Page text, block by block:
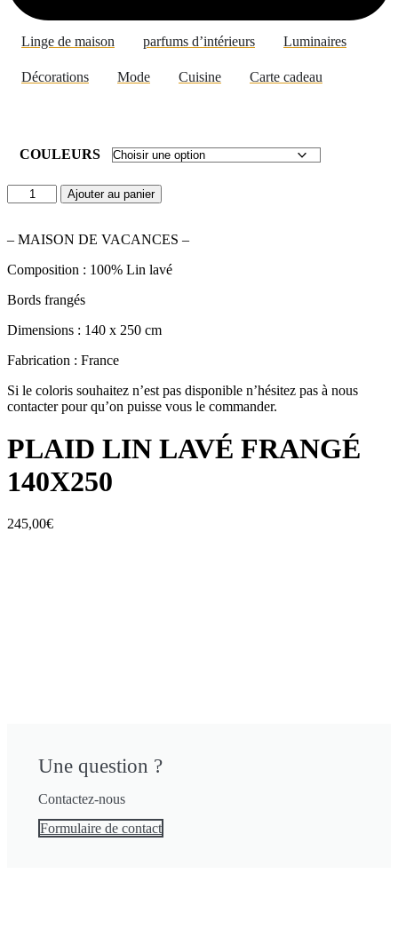
Linge de maison parfums d’intérieurs Luminaires
Décorations Mode Cuisine Carte cadeau
COULEURS
quantité
de
LIN
FRANGÉ
Ajouter au panier
– MAISON DE VACANCES –
Composition : 100% Lin lavé
Bords frangés
Dimensions : 140 x 250 cm
Fabrication : France
Si le coloris souhaitez n’est pas disponible n’hésitez pas à nous
contacter pour qu’on puisse vous le commander.
PLAID LIN LAVÉ FRANGÉ
140X250
245,00€
Une question ?
Contactez-nous
Formulaire de contact